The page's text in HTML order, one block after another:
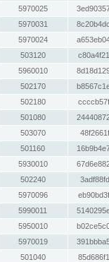
5970025
5970031
5970024
503120
5960010
502170
502180
501080
503070
501160
5930010
502240
5970096
5990011
5950010
5970019
501040